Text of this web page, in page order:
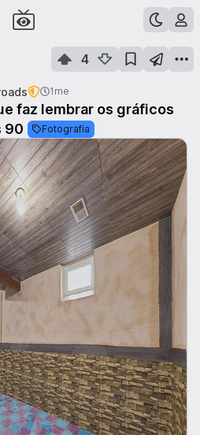
4
1me
faz lembrar os gráficos
90
Fotografia